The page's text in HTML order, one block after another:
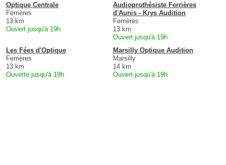
Optique Centrale
Ferrières
13 km
Ouvert jusqu'à 19h
Audioprothésiste Ferrières
d'Aunis - Krys Audition
Ferrières
13 km
Ouvert jusqu'à 19h
Les Fées d'Optique
Ferrières
13 km
Ouverte jusqu'à 19h
Marsilly Optique Audition
Marsilly
14 km
Ouvert jusqu'à 19h